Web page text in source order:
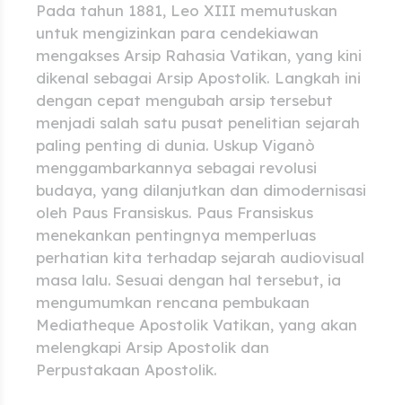
Pada tahun 1881, Leo XIII memutuskan
untuk mengizinkan para cendekiawan
mengakses Arsip Rahasia Vatikan, yang kini
dikenal sebagai Arsip Apostolik. Langkah ini
dengan cepat mengubah arsip tersebut
menjadi salah satu pusat penelitian sejarah
paling penting di dunia. Uskup Viganò
menggambarkannya sebagai revolusi
budaya, yang dilanjutkan dan dimodernisasi
oleh Paus Fransiskus. Paus Fransiskus
menekankan pentingnya memperluas
perhatian kita terhadap sejarah audiovisual
masa lalu. Sesuai dengan hal tersebut, ia
mengumumkan rencana pembukaan
Mediatheque Apostolik Vatikan, yang akan
melengkapi Arsip Apostolik dan
Perpustakaan Apostolik.